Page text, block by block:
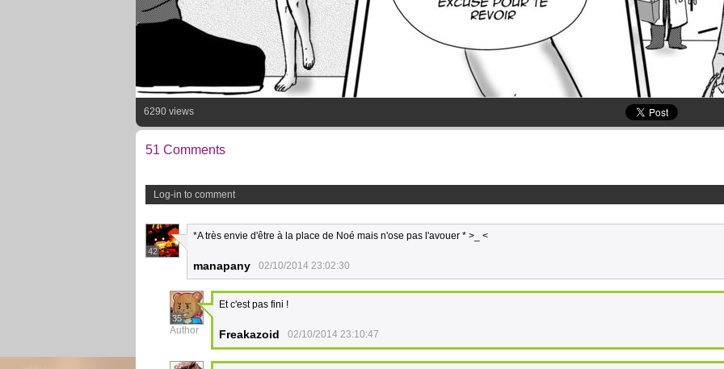
6290 views
51 Comments
Log-in to comment
42
*A très envie d'être à la place de Noé mais n'ose pas l'avouer * >_ <
manapany 02/10/2014 23:02:30
35
Author
Et c'est pas fini !
Freakazoid 02/10/2014 23:10:47